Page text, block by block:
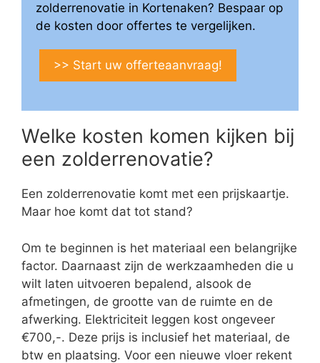
zolderrenovatie in Kortenaken? Bespaar op
de kosten door offertes te vergelijken.
>> Start uw offerteaanvraag!
Welke kosten komen kijken bij
een zolderrenovatie?
Een zolderrenovatie komt met een prijskaartje.
Maar hoe komt dat tot stand?
Om te beginnen is het materiaal een belangrijke
factor. Daarnaast zijn de werkzaamheden die u
wilt laten uitvoeren bepalend, alsook de
afmetingen, de grootte van de ruimte en de
afwerking. Elektriciteit leggen kost ongeveer
€700,-. Deze prijs is inclusief het materiaal, de
btw en plaatsing. Voor een nieuwe vloer rekent